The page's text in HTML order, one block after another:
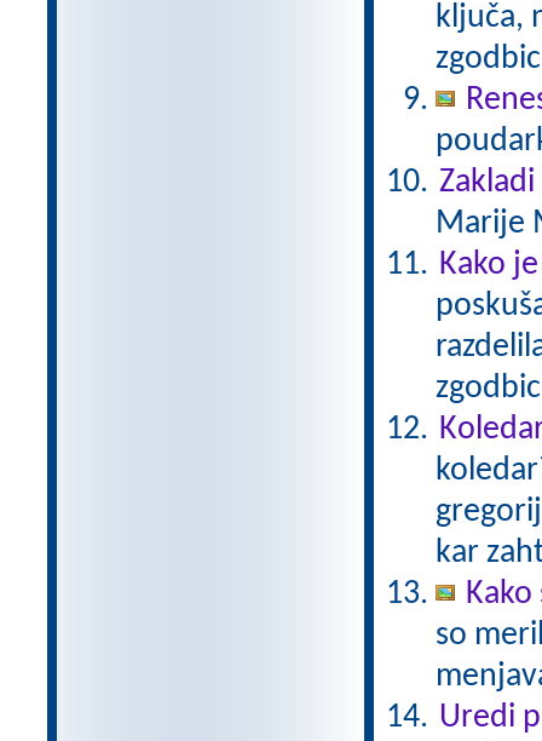
ključa,
Marije
Kako
kar
Kako
so
Uredi